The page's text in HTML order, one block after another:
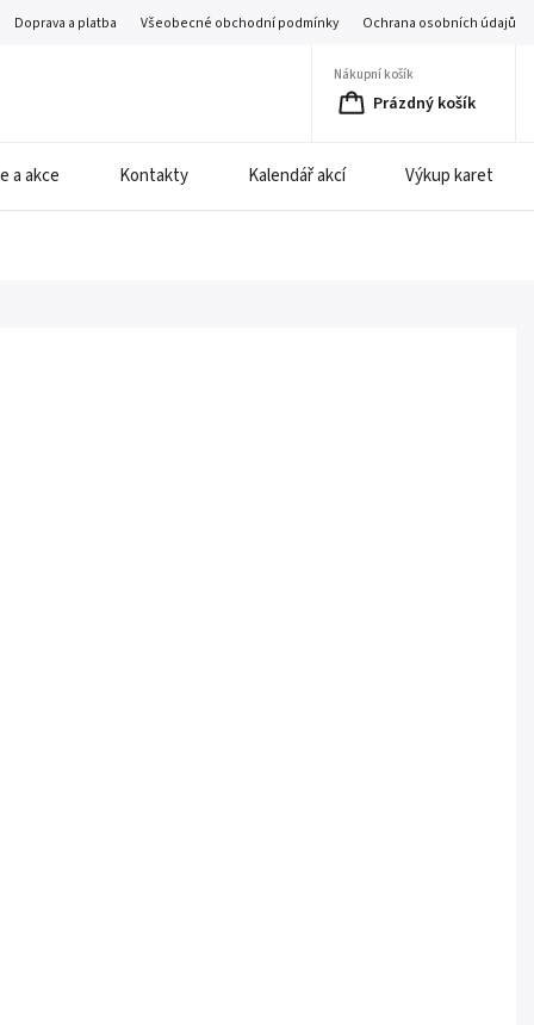
Doprava a platba Všeobecné obchodní podmínky Ochrana osobních údajů
Nákupní košík
Prázdný košík
a akce Kontakty Kalendář akcí Výkup karet